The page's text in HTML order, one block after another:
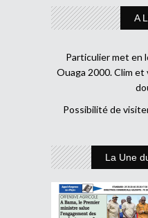
A
Particulier met en
Ouaga 2000. Clim
Possibilité de
La Une